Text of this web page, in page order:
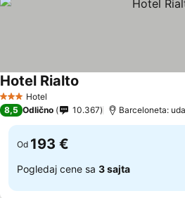
3 Zvezdice
Hotel
Hotel Rialto
8,5 Odlično 10.367 Barceloneta:
Od 193 €
Pogledaj cene sa 3 sajta